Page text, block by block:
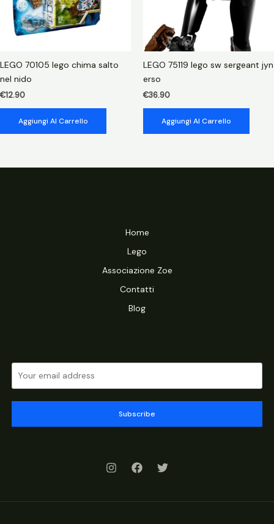
LEGO 70105 lego chima salto
nel nido
€12.90
Aggiungi Al Carrello
LEGO 75119 lego sw sergeant jyn
erso
€36.90
Aggiungi Al Carrello
Home
Lego
Associazione Zoe
Contatti
Blog
Subscribe